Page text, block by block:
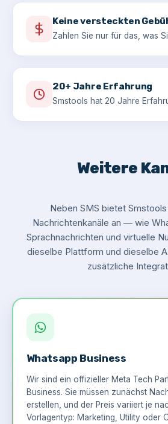
Keine versteckten
Zahlen Sie nur für das, was
20+ Jahre Erfahrung
Smstools hat 20 Jahre
Weitere
Neben SMS bietet
Nachrichtenkanäle an — wie
Sprachnachrichten und virtuelle
dieselbe Plattform und dieselbe
zusätzliche
Whatsapp Business
Wir sind ein offizieller Meta Tech
Business. Sie müssen zunächst
erstellen, und der Preis variiert je
Vorlagentyp: Marketing, Utility oder